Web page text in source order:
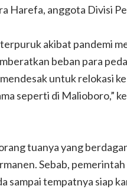
Harefa, anggota Divisi
akibat pandemi
beban para
untuk relokasi
seperti di Malioboro,”
tuanya yang
Sebab,
sampai tempatnya siap